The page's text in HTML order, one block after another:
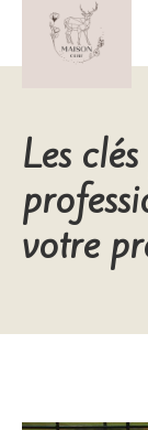
contenu
Les
votre